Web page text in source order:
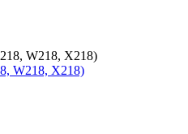
W218, X218)